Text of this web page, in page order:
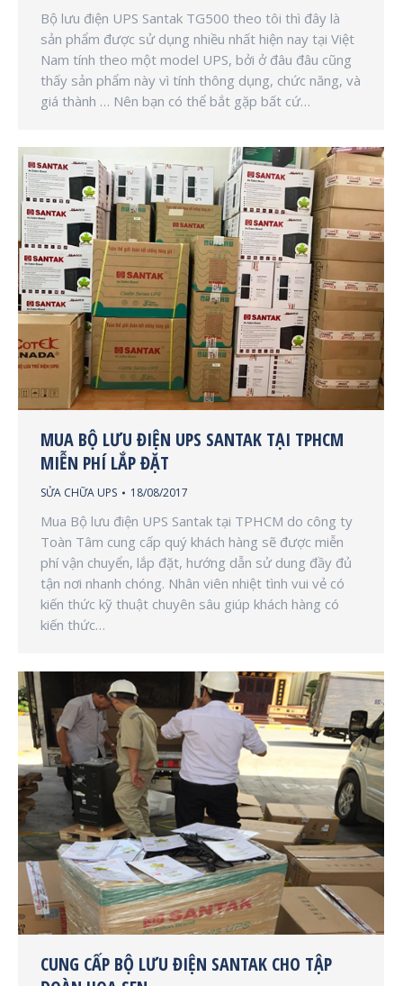
Bộ lưu điện UPS Santak TG500 theo tôi thì đây là
sản phẩm được sử dụng nhiều nhất hiện nay tại Việt
Nam tính theo một model UPS, bởi ở đâu đâu cũng
thấy sản phẩm này vì tính thông dụng, chức năng, và
giá thành … Nên bạn có thể bắt gặp bất cứ…
MUA BỘ LƯU ĐIỆN UPS SANTAK TẠI TPHCM
MIỄN PHÍ LẮP ĐẶT
SỬA CHỮA UPS 18/08/2017
Mua Bộ lưu điện UPS Santak tại TPHCM do công ty
Toàn Tâm cung cấp quý khách hàng sẽ được miễn
phí vận chuyển, lắp đặt, hướng dẫn sử dung đầy đủ
tận nơi nhanh chóng. Nhân viên nhiệt tình vui vẻ có
kiến thức kỹ thuật chuyên sâu giúp khách hàng có
kiến thức…
CUNG CẤP BỘ LƯU ĐIỆN SANTAK CHO TẬP